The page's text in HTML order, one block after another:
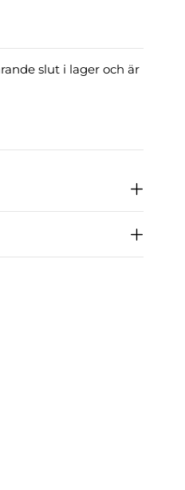
slut i lager och är